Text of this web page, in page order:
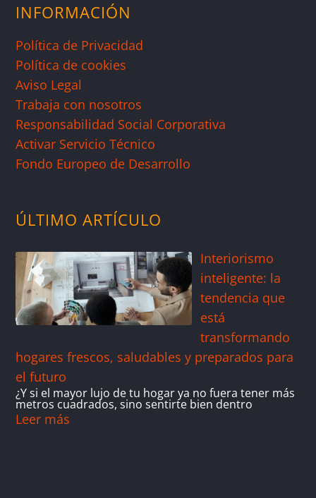
INFORMACIÓN
Política de Privacidad
Política de cookies
Aviso Legal
Trabaja con nosotros
Responsabilidad Social Corporativa
Activar Servicio Técnico
Fondo Europeo de Desarrollo
ÚLTIMO ARTÍCULO
Interiorismo
inteligente: la
tendencia que
está
transformando
hogares frescos, saludables y preparados para
el futuro
¿Y si el mayor lujo de tu hogar ya no fuera tener más
metros cuadrados, sino sentirte bien dentro
Leer más